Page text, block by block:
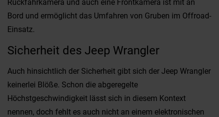
Rückfahrkamera und auch eine Frontkamera ist mit an
Bord und ermöglicht das Umfahren von Gruben im Offroad-
Einsatz.
Sicherheit des Jeep Wrangler
Auch hinsichtlich der Sicherheit gibt sich der Jeep Wrangler
keinerlei Blöße. Schon die abgeregelte
Höchstgeschwindigkeit lässt sich in diesem Kontext
nennen, doch fehlt es auch nicht an einem elektronischen